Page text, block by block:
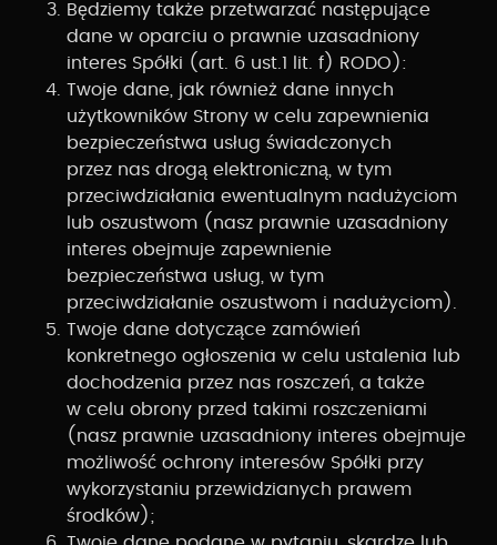
Będziemy także przetwarzać następujące
dane w oparciu o prawnie uzasadniony
interes Spółki (art. 6 ust.1 lit. f) RODO):
Twoje dane, jak również dane innych
użytkowników Strony w celu zapewnienia
bezpieczeństwa usług świadczonych
przez nas drogą elektroniczną, w tym
przeciwdziałania ewentualnym nadużyciom
lub oszustwom (nasz prawnie uzasadniony
interes obejmuje zapewnienie
bezpieczeństwa usług, w tym
przeciwdziałanie oszustwom i nadużyciom).
Twoje dane dotyczące zamówień
konkretnego ogłoszenia w celu ustalenia lub
dochodzenia przez nas roszczeń, a także
w celu obrony przed takimi roszczeniami
(nasz prawnie uzasadniony interes obejmuje
możliwość ochrony interesów Spółki przy
wykorzystaniu przewidzianych prawem
środków);